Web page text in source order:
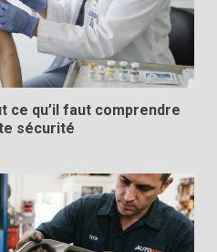
ce qu’il faut comprendre
sécurité